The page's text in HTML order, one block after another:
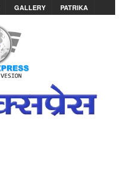
GALLERY PATRIKA